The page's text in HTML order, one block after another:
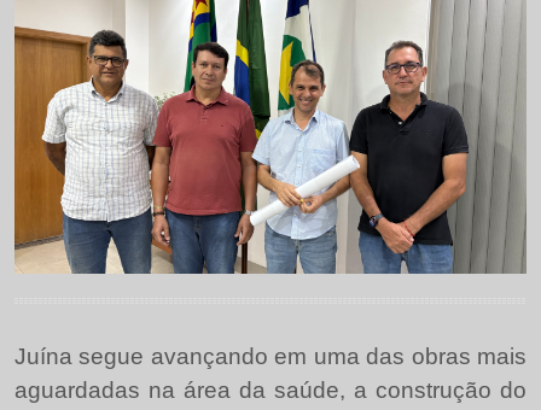
Juína segue avançando em uma das obras mais
aguardadas na área da saúde, a construção do